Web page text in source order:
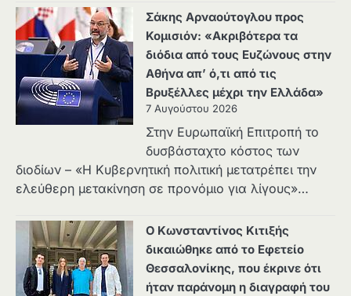
Σάκης Αρναούτογλου προς
Κομισιόν: «Ακριβότερα τα
διόδια από τους Ευζώνους στην
Αθήνα απ’ ό,τι από τις
Βρυξέλλες μέχρι την Ελλάδα»
7 Αυγούστου 2026
Στην Ευρωπαϊκή Επιτροπή το
δυσβάσταχτο κόστος των
διοδίων – «Η Κυβερνητική πολιτική μετατρέπει την
ελεύθερη μετακίνηση σε προνόμιο για λίγους»…
Ο Κωνσταντίνος Κιτιξής
δικαιώθηκε από το Εφετείο
Θεσσαλονίκης, που έκρινε ότι
ήταν παράνομη η διαγραφή του